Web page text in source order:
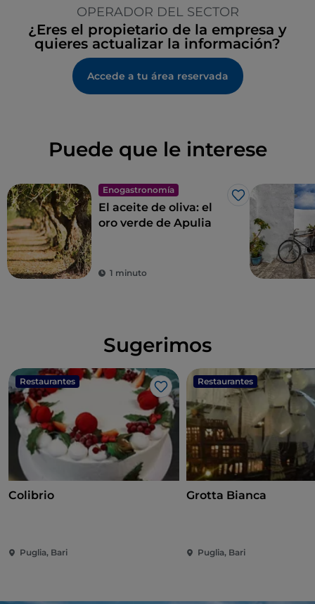
Partidos de fútbol
Sodexo
Mesas de exterior
Ticket restaurant
OPERADOR DEL SECTOR
¿Eres el propietario de la empresa y
quieres actualizar la información?
Accede a tu área reservada
Puede que le interese
Enogastronomía
Me gusta
El aceite de oliva: el
oro verde de Apulia
1 minuto
Sugerimos
Restaurantes
Me gusta
Colibrio
Puglia, Bari
Restaurantes
Grotta Bianca
Puglia, Bari